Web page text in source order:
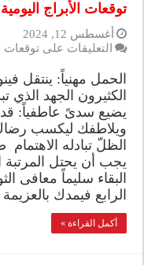
توقعات الأبراج اليومية 12
أغسطس 12, 2024
التعليقات على توقعات
الحمل مهنياً: ينتقل
الكثيرون الجهد الذي
يضيع سدىً عاطفياً:
ويلاطفك ليكسب
الظلّ تبادله
يجب أن يحتل المرتبة
البقاء سليماً معافى
الرابع فيمدك
أكمل القراءة »